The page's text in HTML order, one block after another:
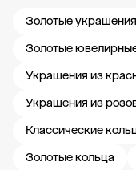
Золотые
Золотые
Украшения из
Украшения из
Классические
Золотые кольца